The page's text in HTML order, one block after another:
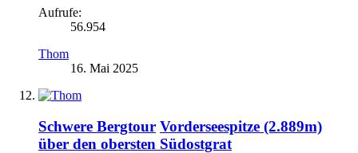
Aufrufe:
56.954
Thom
16. Mai 2025
Schwere Bergtour Vorderseespitze (2.889m)
über den obersten Südostgrat